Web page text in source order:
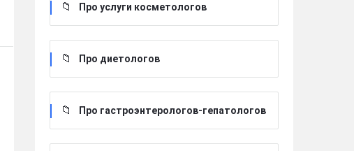
Про услуги косметологов
Про диетологов
Про гастроэнтерологов-гепатологов